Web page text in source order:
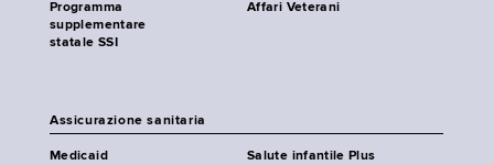
Programma
supplementare
statale SSI
Affari Veterani
Assicurazione sanitaria
Medicaid
Salute infantile Plus